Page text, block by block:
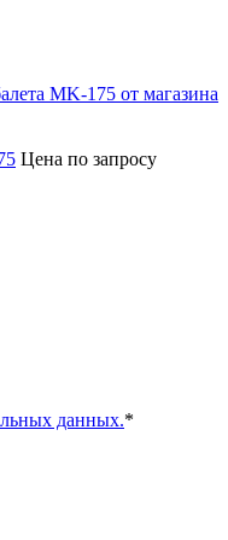
Цена по запросу
данных.*